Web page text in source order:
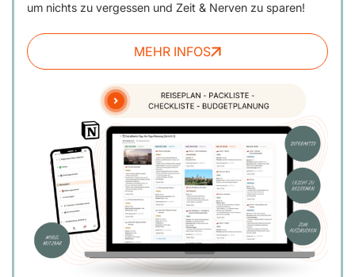
um nichts zu vergessen und Zeit & Nerven zu sparen!
MEHR INFOS